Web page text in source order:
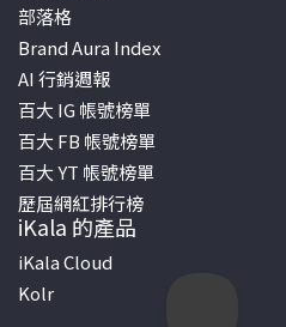
部落格
Brand Aura Index
AI 行銷週報
百大 IG 帳號榜單
百大 FB 帳號榜單
百大 YT 帳號榜單
歷屆網紅排行榜
iKala 的產品
iKala Cloud
Kolr